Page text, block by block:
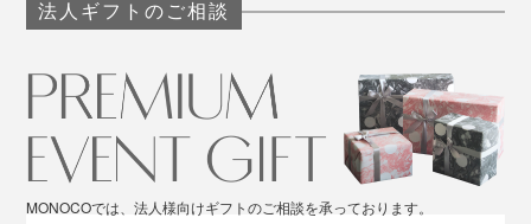
法人ギフトのご相談
MONOCOでは、法人様向けギフトのご相談を承っております。